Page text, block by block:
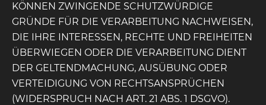
KÖNNEN ZWINGENDE SCHUTZWÜRDIGE
GRÜNDE FÜR DIE VERARBEITUNG NACHWEISEN,
DIE IHRE INTERESSEN, RECHTE UND FREIHEITEN
ÜBERWIEGEN ODER DIE VERARBEITUNG DIENT
DER GELTENDMACHUNG, AUSÜBUNG ODER
VERTEIDIGUNG VON RECHTSANSPRÜCHEN
(WIDERSPRUCH NACH ART. 21 ABS. 1 DSGVO).